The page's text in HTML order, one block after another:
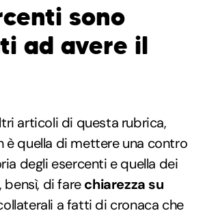
sono
ad avere il
articoli di questa rubrica,
è quella di mettere una contro
degli esercenti e quella dei
bensì, di farechiarezza su
a fatti di cronaca che